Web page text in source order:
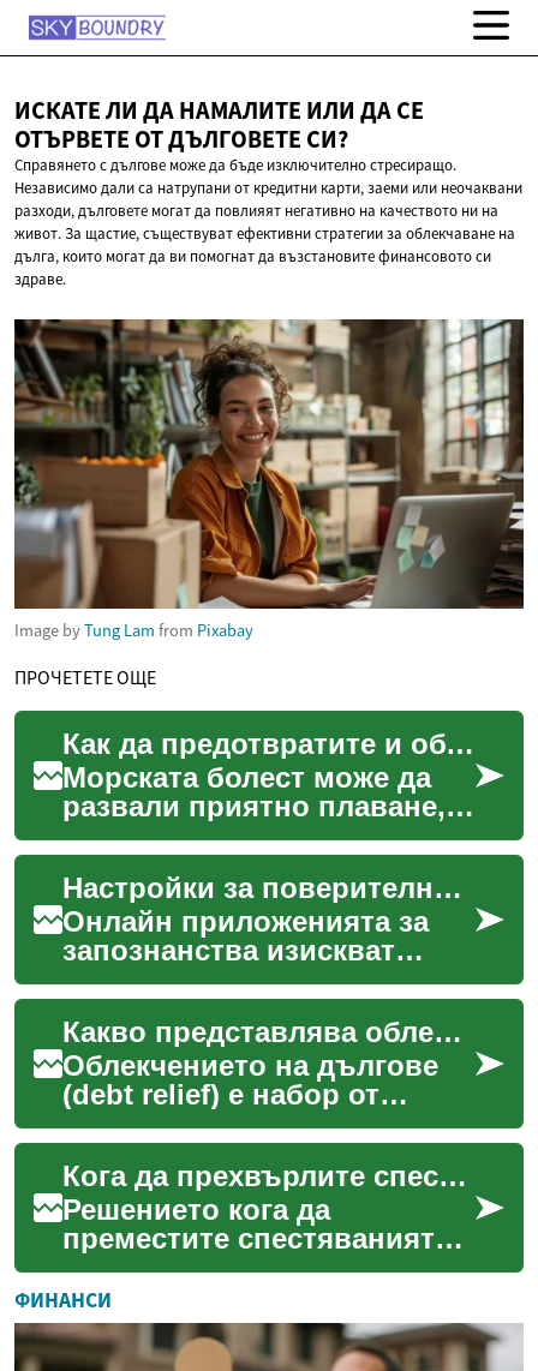
ИСКАТЕ ЛИ ДА НАМАЛИТЕ ИЛИ ДА СЕ
ОТЪРВЕТЕ ОТДЪЛГОВЕТЕ СИ?
Справянето с дългове може да бъде изключително стресиращо.
Независимо дали са натрупани от кредитни карти, заеми или неочаквани
разходи, дълговете могат да повлияят негативно на качеството ни на
живот. За щастие, съществуват ефективни стратегии за облекчаване на
дълга, които могат да ви помогнат да възстановите финансовото си
здраве.
Image byTung Lam from Pixabay
ПРОЧЕТЕТЕ ОЩЕ
Как да предотвратите и облекчите морска болест
Морската болест може да
развали приятно плаване,
но с подходяща подготовка,
правилен избор на каюта и
няколко прости ...
Настройки за поверителност: как да защитите личните си данни
Онлайн приложенията за
запознанства изискват
внимателни настройки на
поверителността, за да
защитите личните си
данни...
Какво представлява облекчението на дългове: понятие и опции
Облекчението на дългове
(debt relief) е набор от
стратегии и инструменти,
които помагат на физически
лица и фирми да ...
Кога да прехвърлите спестявания към по-сигурни активи
Решението кога да
преместите спестяванията
си към по-сигурни активи
зависи от комбинация от
лични условия, пазарни
фа...
ФИНАНСИ